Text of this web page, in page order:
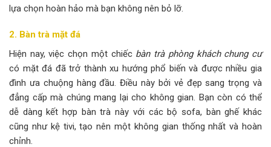
lựa chọn hoàn hảo mà bạn không nên bỏ lỡ.
2. Bàn trà mặt đá
Hiện nay, việc chọn một chiếcbàn trà phòng khách chung cư
có mặt đá đã trở thành xu hướng phổ biến và được nhiều gia
đình ưa chuộng hàng đầu. Điều này bởi vẻ đẹp sang trọng và
đẳng cấp mà chúng mang lại cho không gian. Bạn còn có thể
dễ dàng kết hợp bàn trà này với các bộ sofa, bàn ghế khác
cũng như kệ tivi, tạo nên một không gian thống nhất và hoàn
chỉnh.